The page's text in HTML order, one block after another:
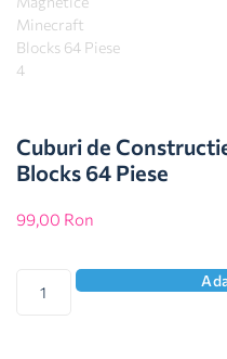
Cuburi de
Blocks 64 Piese
99,00 Ron